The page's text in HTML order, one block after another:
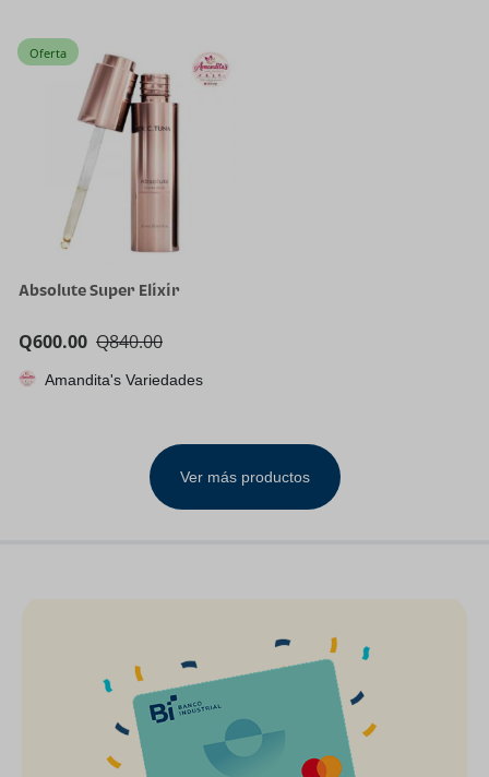
Oferta
Absolute Super Elixir
Q840.00
Q600.00
Amandita's Variedades
Ver más productos